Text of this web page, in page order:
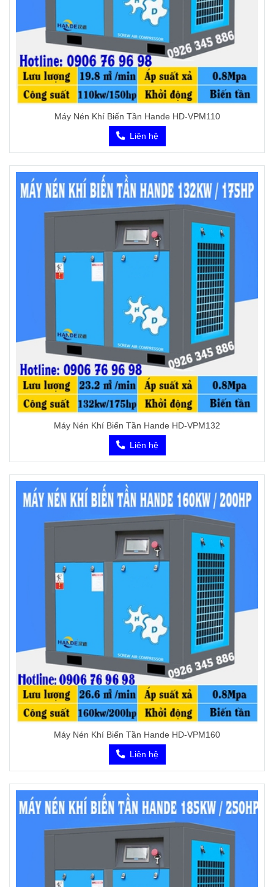
Máy Nén Khí Biến Tần Hande HD-VPM110
Liên hệ
Máy Nén Khí Biến Tần Hande HD-VPM132
Liên hệ
Máy Nén Khí Biến Tần Hande HD-VPM160
Liên hệ